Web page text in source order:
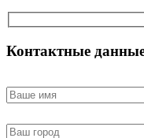
Контактные